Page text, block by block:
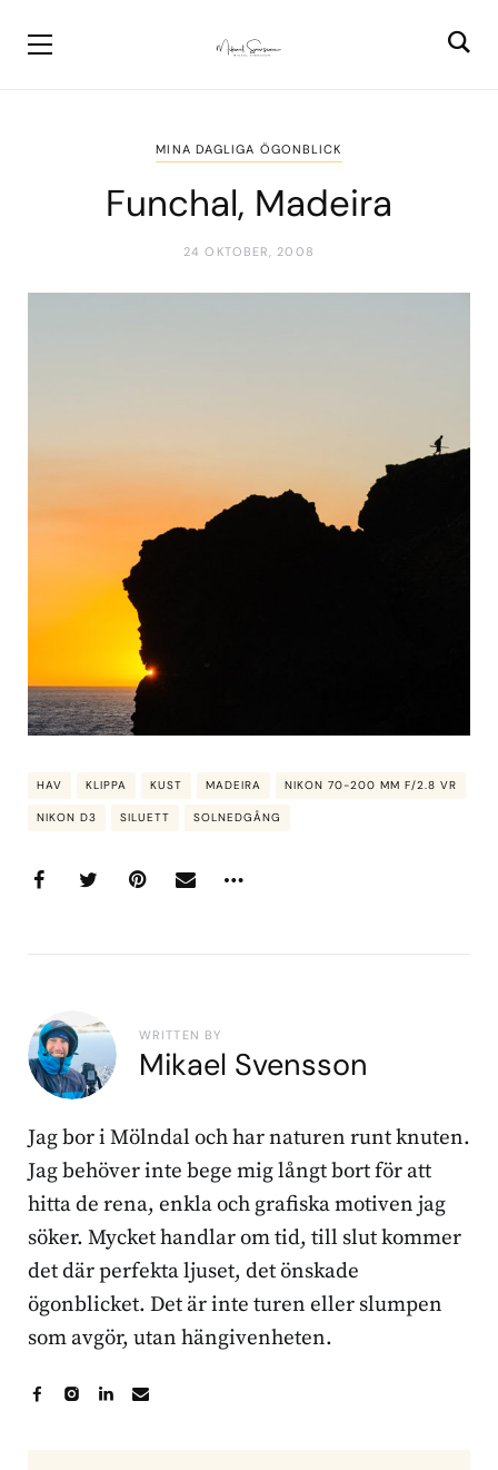
MINA DAGLIGA ÖGONBLICK
Funchal, Madeira
24 OKTOBER, 2008
HAV KLIPPA KUST MADEIRA NIKON 70-200 MM F/2.8 VR
NIKON D3 SILUETT SOLNEDGÅNG
WRITTEN BY
Mikael Svensson
Jag bor i Mölndal och har naturen runt knuten.
Jag behöver inte bege mig långt bort för att
hitta de rena, enkla och grafiska motiven jag
söker. Mycket handlar om tid, till slut kommer
det där perfekta ljuset, det önskade
ögonblicket. Det är inte turen eller slumpen
som avgör, utan hängivenheten.